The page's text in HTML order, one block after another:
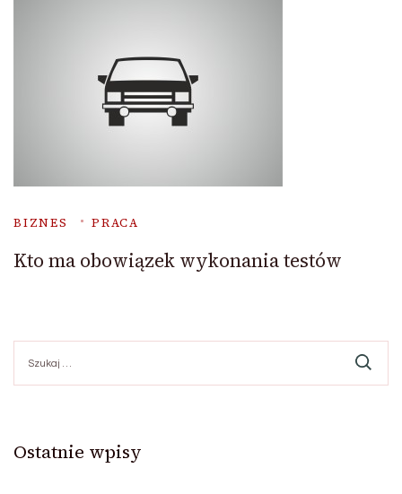
BIZNES PRACA
Kto ma obowiązek wykonania testów
Ostatnie wpisy